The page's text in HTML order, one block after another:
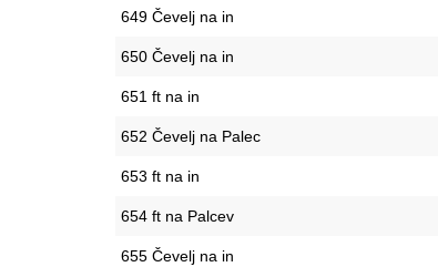
649 Čevelj na in
650 Čevelj na in
651 ft na in
652 Čevelj na Palec
653 ft na in
654 ft na Palcev
655 Čevelj na in